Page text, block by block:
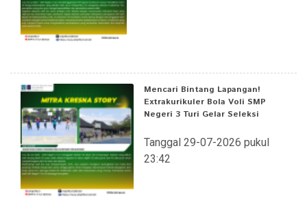
Mencari Bintang Lapangan!
Extrakurikuler Bola Voli SMP
Negeri 3 Turi Gelar Seleksi
Tanggal 29-07-2026 pukul
23:42